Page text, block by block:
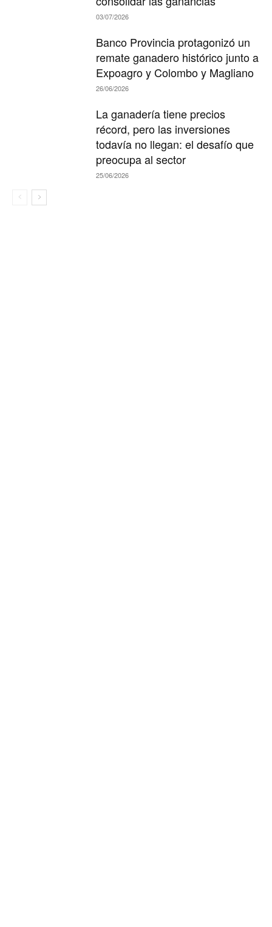
03/07/2026
Banco Provincia protagonizó un
remate ganadero histórico junto a
Expoagro y Colombo y Magliano
26/06/2026
La ganadería tiene precios
récord, pero las inversiones
todavía no llegan: el desafío que
preocupa al sector
25/06/2026